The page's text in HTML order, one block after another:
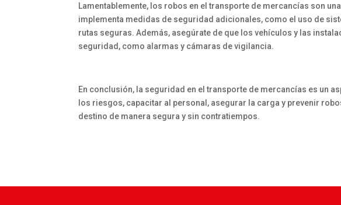
Lamentablemente, los robos en el transporte de mercancías son
implementa medidas de seguridad adicionales, como el uso de
rutas seguras. Además, asegúrate de que los vehículos y las
seguridad, como alarmas y cámaras de vigilancia.
En conclusión, la seguridad en el transporte de mercancías es un
los riesgos, capacitar al personal, asegurar la carga y prevenir
destino de manera segura y sin contratiempos.